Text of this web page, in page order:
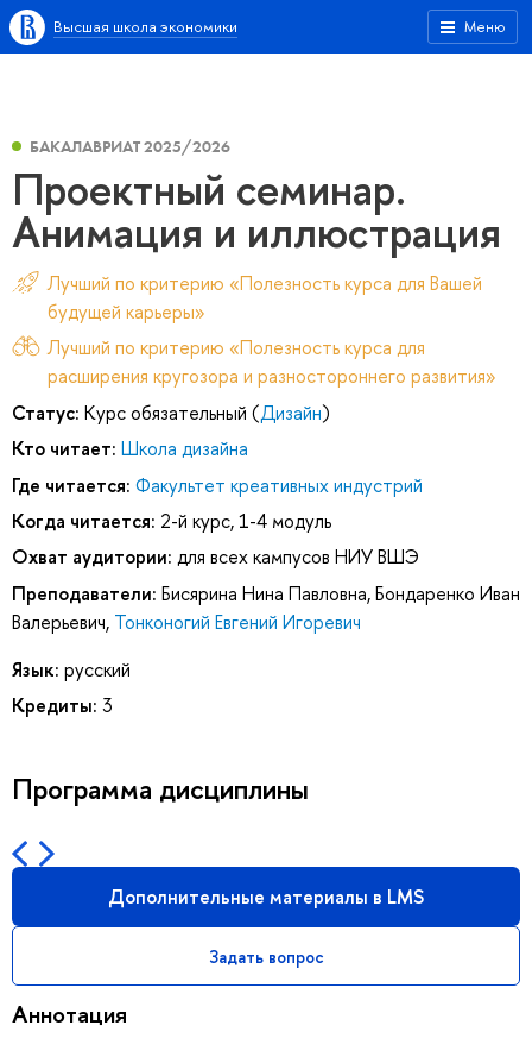
Меню
Высшая школа экономики
БАКАЛАВРИАТ 2025/2026
Проектный семинар.
Анимация и иллюстрация
Лучший по критерию «Полезность курса для Вашей
будущей карьеры»
Лучший по критерию «Полезность курса для
расширения кругозора и разностороннего развития»
Статус: Курс обязательный (Дизайн)
Кто читает: Школа дизайна
Где читается: Факультет креативных индустрий
Когда читается: 2-й курс, 1-4 модуль
Охват аудитории: для всех кампусов НИУ ВШЭ
Преподаватели: Бисярина Нина Павловна,Бондаренко Иван
Валерьевич, Тонконогий Евгений Игоревич
Язык: русский
Кредиты: 3
Программа дисциплины
Дополнительные материалы в LMS
Задать вопрос
Аннотация